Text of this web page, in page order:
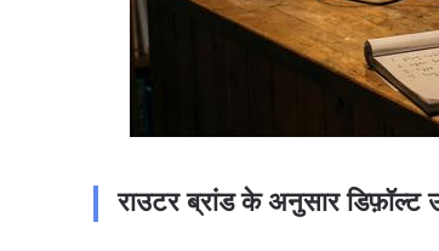
राउटर ब्रांड के अनुसार डिफ़ॉल्ट